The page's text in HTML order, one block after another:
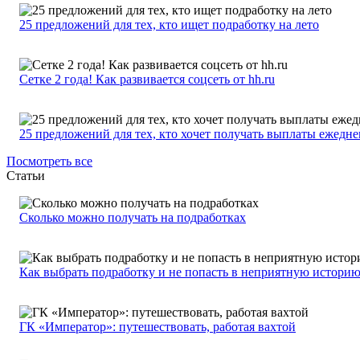
25 предложений для тех, кто ищет подработку на лето
Сетке 2 года! Как развивается соцсеть от hh.ru
25 предложений для тех, кто хочет получать выплаты
Посмотреть все
Статьи
Сколько можно получать на подработках
Как выбрать подработку и не попасть в неприятную историю
ГК «Император»: путешествовать, работая вахтой